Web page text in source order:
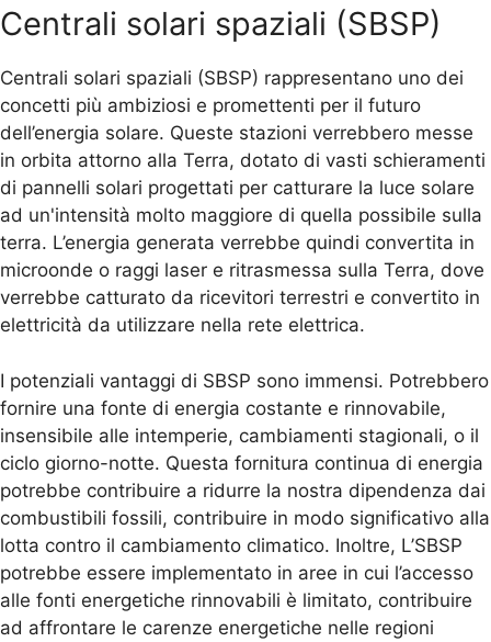
Centrali solari spaziali (SBSP)
Centrali solari spaziali (SBSP) rappresentano uno dei
concetti più ambiziosi e promettenti per il futuro
dell’energia solare. Queste stazioni verrebbero messe
in orbita attorno alla Terra, dotato di vasti schieramenti
di pannelli solari progettati per catturare la luce solare
ad un'intensità molto maggiore di quella possibile sulla
terra. L’energia generata verrebbe quindi convertita in
microonde o raggi laser e ritrasmessa sulla Terra, dove
verrebbe catturato da ricevitori terrestri e convertito in
elettricità da utilizzare nella rete elettrica.
I potenziali vantaggi di SBSP sono immensi. Potrebbero
fornire una fonte di energia costante e rinnovabile,
insensibile alle intemperie, cambiamenti stagionali, o il
ciclo giorno-notte. Questa fornitura continua di energia
potrebbe contribuire a ridurre la nostra dipendenza dai
combustibili fossili, contribuire in modo significativo alla
lotta contro il cambiamento climatico. Inoltre, L’SBSP
potrebbe essere implementato in aree in cui l’accesso
alle fonti energetiche rinnovabili è limitato, contribuire
ad affrontare le carenze energetiche nelle regioni